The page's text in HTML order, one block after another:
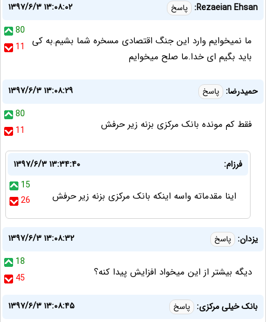
Rezaeian Ehsan: پاسخ
۱۳۹۷/۶/۳ ۱۳:۰۸:۰۲
80
11
ما نمیخوایم وارد این جنگ اقتصادی مسخره شما بشیم.به کی
باید بگیم ای خدا.ما صلح میخوایم
حمیدرضا: پاسخ
۱۳۹۷/۶/۳ ۱۳:۰۸:۲۹
80
11
فقط کم مونده بانک مرکزی بزنه زیر حرفش
فرزام:
۱۳۹۷/۶/۳ ۱۳:۳۴:۴۰
15
26
اینا مقدماته واسه اینکه بانک مرکزی بزنه زیر حرفش
یزدان: پاسخ
۱۳۹۷/۶/۳ ۱۳:۰۸:۳۲
18
45
دیگه بیشتر از این میخواد افزایش پیدا کنه؟
بانک خیلی مرکزی: پاسخ
۱۳۹۷/۶/۳ ۱۳:۰۸:۴۵